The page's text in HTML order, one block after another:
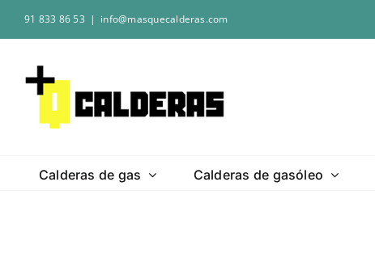
91 833 86 53 | info@masquecalderas.com
Calderas de gas Calderas de gasóleo